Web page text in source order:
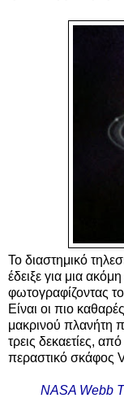
Το διαστημικό
έδειξε για μια
φωτογραφίζοντας
Είναι οι πιο
μακρινού πλανήτη
τρεις δεκαετίες,
περαστικό σκάφος
NASA Webb